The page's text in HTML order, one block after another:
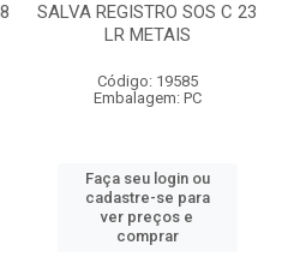
SALVA REGISTRO SOS C 23
LR METAIS
Código: 19585
Embalagem: PC
Faça seu login ou
cadastre-se para
ver preços e
comprar